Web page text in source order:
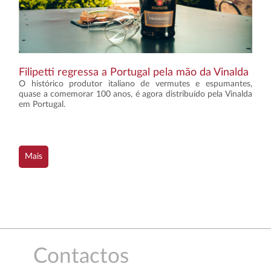
Filipetti regressa a Portugal pela mão da Vinalda
O histórico produtor italiano de vermutes e espumantes,
quase a comemorar 100 anos, é agora distribuído pela Vinalda
em Portugal.
Mais
Contactos